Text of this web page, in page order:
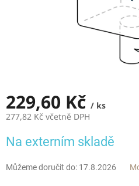
229,60 Kč / ks
277,82 Kč včetně DPH
cena:
Na externím skladě
Můžeme doručit do: 17.8.2026